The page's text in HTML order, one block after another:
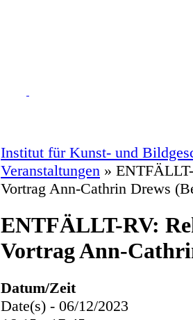
Institut für Kunst- und
Veranstaltungen »
Vortrag Ann-Cathrin Drews
ENTFÄLLT-RV:
Vortrag Ann-
Datum/Zeit
Date(s) - 06/12/2023